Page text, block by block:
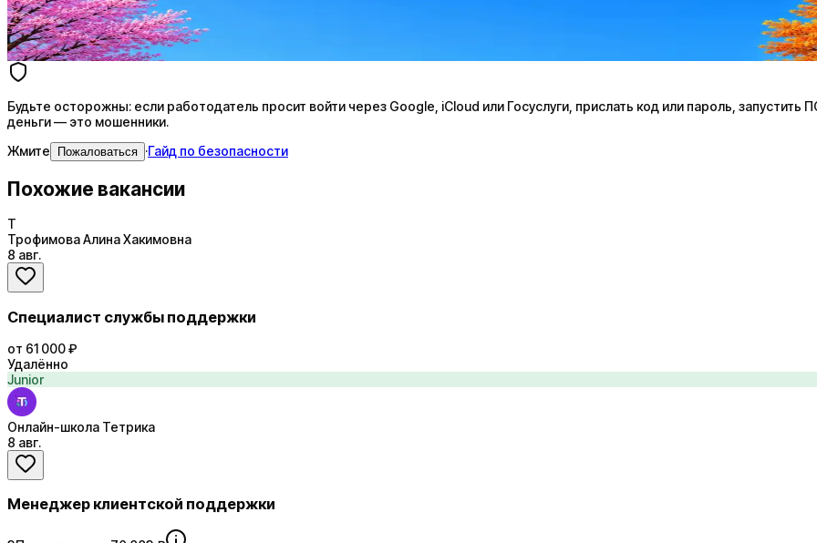
4 990 ₽/мес
Купить доступ
Будьте осторожны: если работодатель просит войти через Google, iCloud или Госуслуги, прислать код или пароль, запустить
деньги — это мошенники.
Жмите
Пожаловаться ·Гайд по безопасности
Похожие вакансии
Т
Трофимова Алина Хакимовна
8 авг.
Специалист службы поддержки
от 61 000 ₽
Удалённо
Junior
Онлайн-школа Тетрика
8 авг.
Менеджер клиентской поддержки